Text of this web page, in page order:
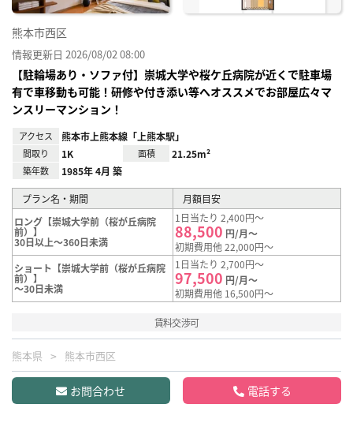
熊本市西区
情報更新日 2026/08/02 08:00
【駐輪場あり・ソファ付】崇城大学や桜ケ丘病院が近くで駐車場
有で車移動も可能！研修や付き添い等へオススメでお部屋広々マ
ンスリーマンション！
アクセス 熊本市上熊本線「上熊本駅」
間取り 1K 面積 21.25m²
築年数 1985年 4月 築
プラン名・期間
月額目安
ロング【崇城大学前（桜が丘病院
前）】
30日以上～360日未満
1日当たり 2,400円～
88,500 円/月～
初期費用他 22,000円～
ショート【崇城大学前（桜が丘病院
前）】
～30日未満
1日当たり 2,700円～
97,500 円/月～
初期費用他 16,500円～
賃料交渉可
熊本県 熊本市西区
お問合わせ 電話する